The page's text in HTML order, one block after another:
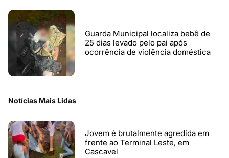
Guarda Municipal localiza bebê de
25 dias levado pelo pai após
ocorrência de violência doméstica
Notícias Mais Lidas
Jovem é brutalmente agredida em
frente ao Terminal Leste, em
Cascavel